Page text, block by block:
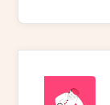
maintien